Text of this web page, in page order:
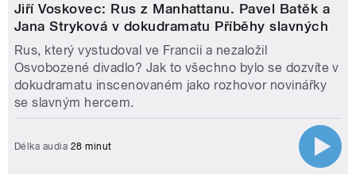
Jiří Voskovec: Rus z Manhattanu. Pavel Batěk a
Jana Stryková v dokudramatu Příběhy slavných
Rus, který vystudoval ve Francii a nezaložil
Osvobozené divadlo? Jak to všechno bylo se dozvíte v
dokudramatu inscenovaném jako rozhovor novinářky
se slavným hercem.
Délka audia 28 minut